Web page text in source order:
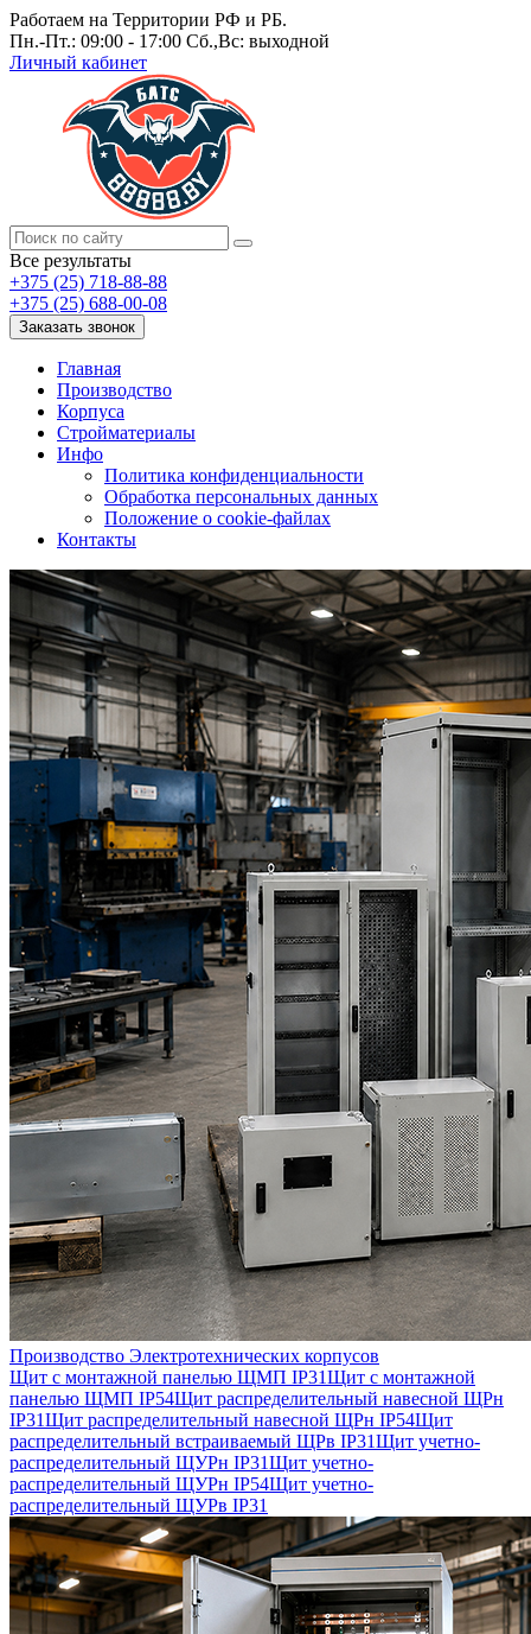
Работаем на Территории РФ и РБ.
Пн.-Пт.: 09:00 - 17:00 Сб.,Вс: выходной
Личный кабинет
Все результаты
+375 (25) 718-88-88
+375 (25) 688-00-08
Заказать звонок
Главная
Производство
Корпуса
Стройматериалы
Инфо
Политика конфиденциальности
Обработка персональных данных
Положение о cookie-файлах
Контакты
Производство Электротехнических корпусов
Щит с монтажной панелью ЩМП IP31Щит с монтажной
панелью ЩМП IP54Щит распределительный навесной ЩРн
IP31Щит распределительный навесной ЩРн IP54Щит
распределительный встраиваемый ЩРв IP31Щит учетно-
распределительный ЩУРн IP31Щит учетно-
распределительный ЩУРн IP54Щит учетно-
распределительный ЩУРв IP31